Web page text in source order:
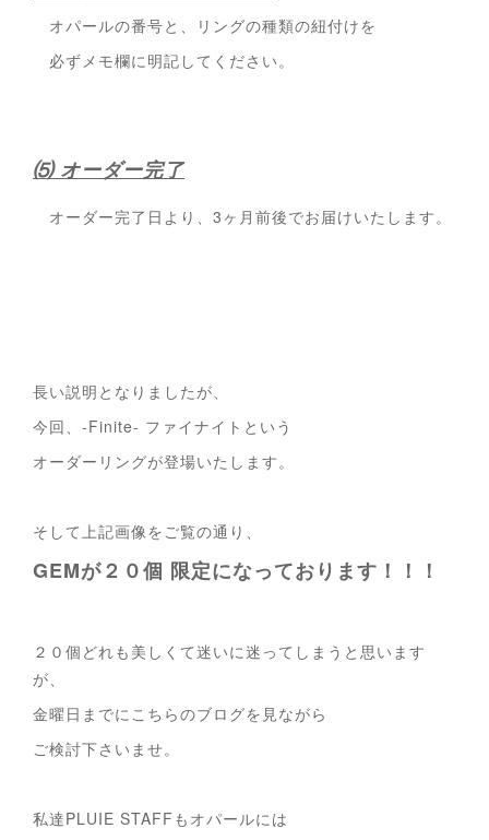
オパールの番号と、リングの種類の紐付けを
必ずメモ欄に明記してください。
⑸ オーダー完了
オーダー完了日より、3ヶ月前後でお届けいたします。
長い説明となりましたが、
今回、-Finite- ファイナイトという
オーダーリングが登場いたします。
そして上記画像をご覧の通り、
GEMが２０個 限定になっております！！！
２０個どれも美しくて迷いに迷ってしまうと思います
が、
金曜日までにこちらのブログを見ながら
ご検討下さいませ。
私達PLUIE STAFFもオパールには